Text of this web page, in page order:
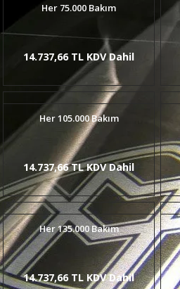
Her 75.000 Bakım
14.737,66 TL KDV Dahil
Her 105.000 Bakım
14.737,66 TL KDV Dahil
Her 135.000 Bakım
14.737,66 TL KDV Dahil